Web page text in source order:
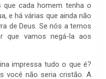
que cada homem tenha o
e há várias que ainda não
de Deus. Se nós a temos
que vamos negá-la aos
impressa tudo o que é?
você não seria cristão. A